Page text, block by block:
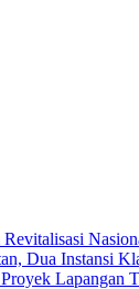
Dua Instansi
Lapangan